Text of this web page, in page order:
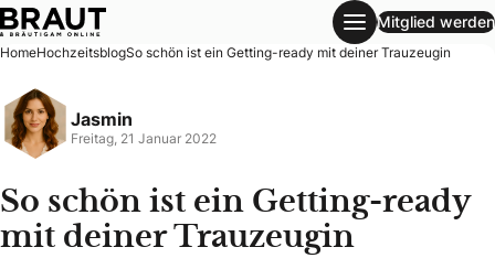
So schön ist ein Getting-ready mit deiner Trauzeugin
Mitglied werden
HomeHochzeitsblogSo schön ist ein Getting-ready mit deiner Trauzeugin
Jasmin
Freitag, 21 Januar 2022
So schön ist ein Getting-ready
mit deiner Trauzeugin